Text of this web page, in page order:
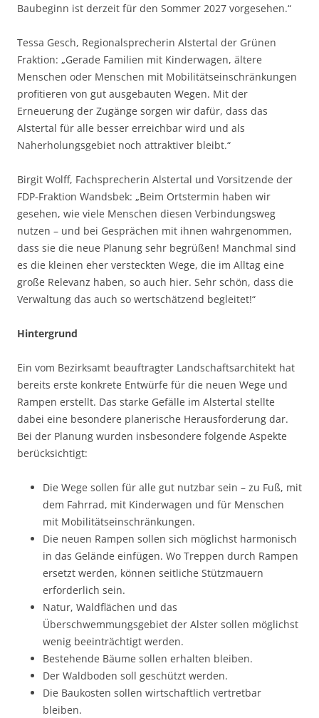
Baubeginn ist derzeit für den Sommer 2027 vorgesehen.“
Tessa Gesch, Regionalsprecherin Alstertal der Grünen
Fraktion: „Gerade Familien mit Kinderwagen, ältere
Menschen oder Menschen mit Mobilitätseinschränkungen
profitieren von gut ausgebauten Wegen. Mit der
Erneuerung der Zugänge sorgen wir dafür, dass das
Alstertal für alle besser erreichbar wird und als
Naherholungsgebiet noch attraktiver bleibt.“
Birgit Wolff, Fachsprecherin Alstertal und Vorsitzende der
FDP-Fraktion Wandsbek: „Beim Ortstermin haben wir
gesehen, wie viele Menschen diesen Verbindungsweg
nutzen – und bei Gesprächen mit ihnen wahrgenommen,
dass sie die neue Planung sehr begrüßen! Manchmal sind
es die kleinen eher versteckten Wege, die im Alltag eine
große Relevanz haben, so auch hier. Sehr schön, dass die
Verwaltung das auch so wertschätzend begleitet!“
Hintergrund
Ein vom Bezirksamt beauftragter Landschaftsarchitekt hat
bereits erste konkrete Entwürfe für die neuen Wege und
Rampen erstellt. Das starke Gefälle im Alstertal stellte
dabei eine besondere planerische Herausforderung dar.
Bei der Planung wurden insbesondere folgende Aspekte
berücksichtigt:
Die Wege sollen für alle gut nutzbar sein – zu Fuß, mit
dem Fahrrad, mit Kinderwagen und für Menschen
mit Mobilitätseinschränkungen.
Die neuen Rampen sollen sich möglichst harmonisch
in das Gelände einfügen. Wo Treppen durch Rampen
ersetzt werden, können seitliche Stützmauern
erforderlich sein.
Natur, Waldflächen und das
Überschwemmungsgebiet der Alster sollen möglichst
wenig beeinträchtigt werden.
Bestehende Bäume sollen erhalten bleiben.
Der Waldboden soll geschützt werden.
Die Baukosten sollen wirtschaftlich vertretbar
bleiben.